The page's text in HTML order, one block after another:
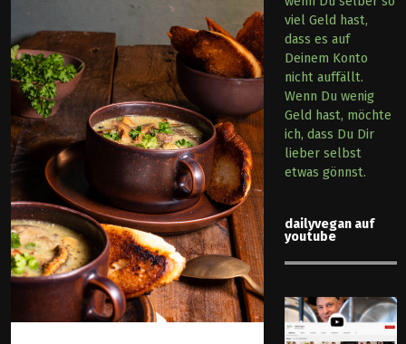
viel Geld hast,
dass es auf
Deinem Konto
nicht auffällt.
Wenn Du wenig
Geld hast, möchte
ich, dass Du Dir
lieber selbst
etwas gönnst.
dailyvegan auf
youtube